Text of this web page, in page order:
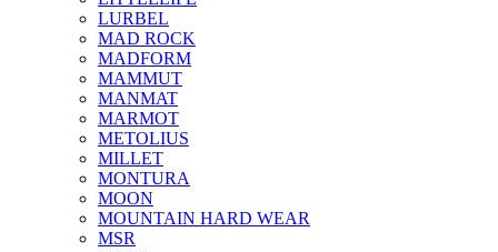
LURBEL
MAD ROCK
MADFORM
MAMMUT
MANMAT
MARMOT
METOLIUS
MILLET
MONTURA
MOON
MOUNTAIN HARD WEAR
MSR